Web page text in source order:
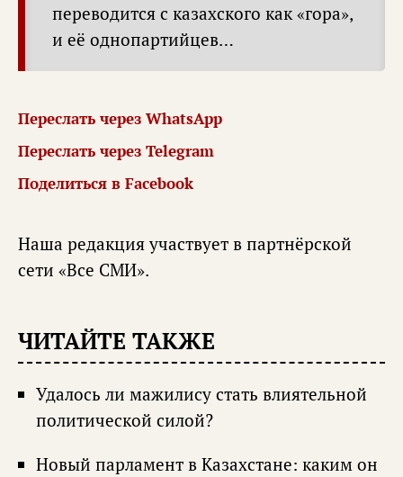
переводится с казахского как «гора»,
и её однопартийцев…
Переслать через WhatsApp
Переслать через Telegram
Поделиться в Facebook
Наша редакция участвует в партнёрской
сети «Все СМИ».
ЧИТАЙТЕ ТАКЖЕ
Удалось ли мажилису стать влиятельной
политической силой?
Новый парламент в Казахстане: каким он